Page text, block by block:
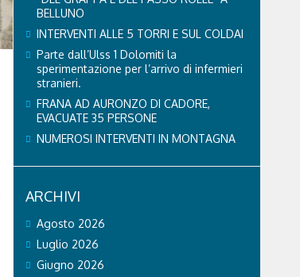
BELLUNO
INTERVENTI ALLE 5 TORRI E SUL COLDAI
Parte dall’Ulss 1 Dolomiti la
sperimentazione per l’arrivo di infermieri
stranieri.
FRANA AD AURONZO DI CADORE,
EVACUATE 35 PERSONE
NUMEROSI INTERVENTI IN MONTAGNA
ARCHIVI
Agosto 2026
Luglio 2026
Giugno 2026